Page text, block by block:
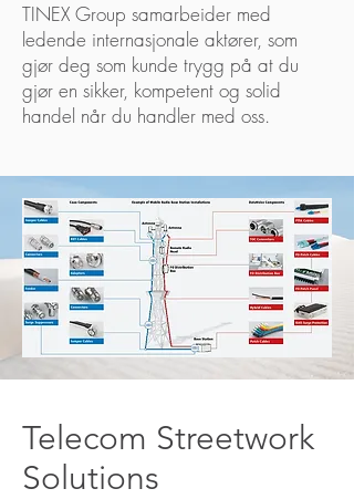
TINEX Group samarbeider med
ledende internasjonale aktører, som
gjør deg som kunde trygg på at du
gjør en sikker, kompetent og solid
handel når du handler med oss.
Telecom Streetwork
Solutions